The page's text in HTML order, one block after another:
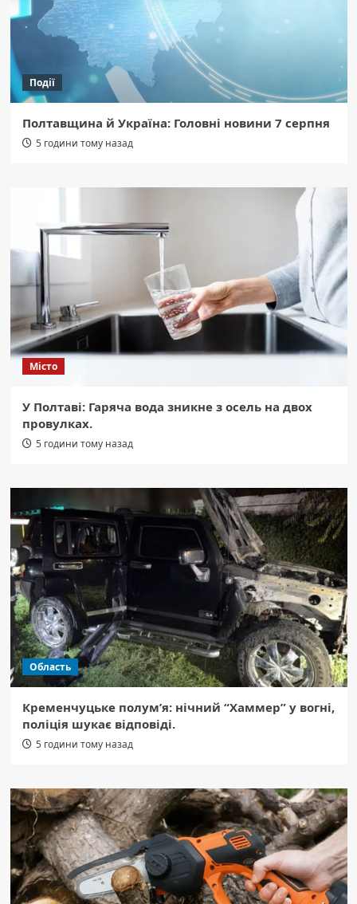
Події
Полтавщина й Україна: Головні новини 7 серпня
5 години тому назад
Місто
У Полтаві: Гаряча вода зникне з осель на двох
провулках.
5 години тому назад
Область
Кременчуцьке полум’я: нічний “Хаммер” у вогні,
поліція шукає відповіді.
5 години тому назад